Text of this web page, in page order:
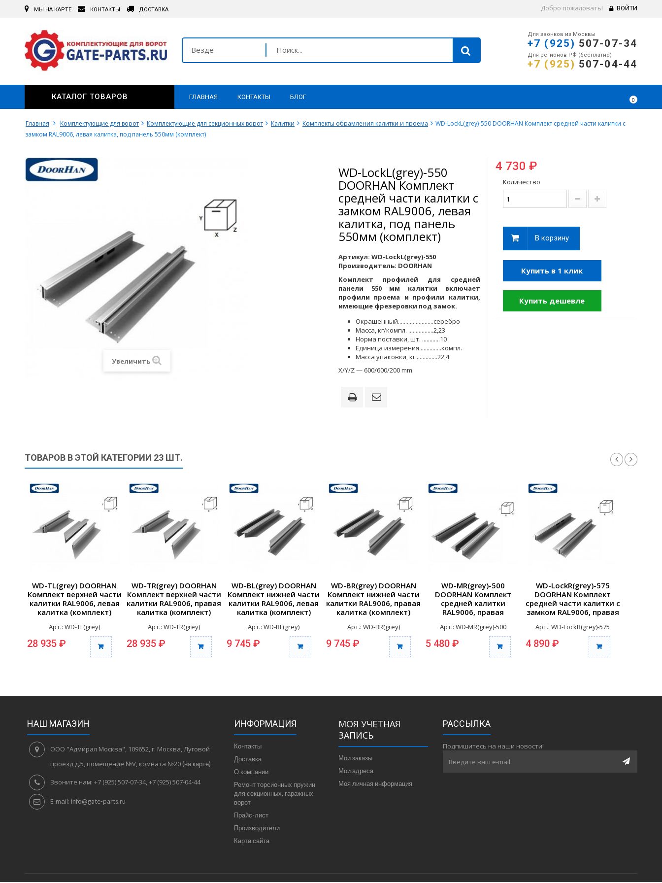
Добро пожаловать! ВОЙТИ
МЫ НА КАРТЕ КОНТАКТЫ ДОСТАВКА
Везде
Для звонков из Москвы
+7 (925) 507-07-34
Для регионов РФ (бесплатно)
+7 (925) 507-04-44
0
ГЛАВНАЯ КОНТАКТЫ БЛОГ
КАТАЛОГ ТОВАРОВ
Главная Комплектующие для ворот Комплектующие для секционных ворот Калитки Комплекты обрамления калитки и проема
WD-LockL(grey)-550 DOORHAN Комплект средней части калитки с
замком RAL9006, левая калитка, под панель 550мм (комплект)
Увеличить
WD-LockL(grey)-550
DOORHAN Комплект
средней части калитки с
замком RAL9006, левая
калитка, под панель
550мм (комплект)
Артикул: WD-LockL(grey)-550
Производитель: DOORHAN
Комплект профилей для средней
панели 550 мм калитки включает
профили проема и профили калитки,
имеющие фрезеровки под замок.
Окрашенный........................серебро
Масса, кг/компл. .................2,23
Норма поставки, шт. ............10
Единица измерения ..............компл.
Масса упаковки, кг ..............22,4
X/Y/Z — 600/600/200 mm
4 730 ₽
Количество
В корзину
Купить в 1 клик
Купить дешевле
ТОВАРОВ В ЭТОЙ КАТЕГОРИИ 23 ШТ.
WD-TL(grey) DOORHAN
Комплект верхней части
калитки RAL9006, левая
калитка (комплект)
Арт.: WD-TL(grey)
28 935 ₽
WD-TR(grey) DOORHAN
Комплект верхней части
калитки RAL9006, правая
калитка (комплект)
Арт.: WD-TR(grey)
28 935 ₽
WD-BL(grey) DOORHAN
Комплект нижней части
калитки RAL9006, левая
калитка (комплект)
Арт.: WD-BL(grey)
9 745 ₽
WD-BR(grey) DOORHAN
Комплект нижней части
калитки RAL9006, правая
калитка (комплект)
Арт.: WD-BR(grey)
9 745 ₽
WD-MR(grey)-500
DOORHAN Комплект
средней калитки
RAL9006, правая
500мм...
Арт.: WD-MR(grey)-500
5 480 ₽
WD-LockR(grey)-575
DOORHAN Комплект
средней части калитки c
замком RAL9006, правая
Арт.: WD-LockR(grey)-575
4 890 ₽
НАШ МАГАЗИН
ООО "Адмирал Москва", 109652, г. Москва, Луговой
проезд д.5, помещение №V, комната №20 (на карте)
Звоните нам: +7 (925) 507-07-34, +7 (925) 507-04-44
E-mail: info@gate-parts.ru
ИНФОРМАЦИЯ
Контакты
Доставка
О компании
Ремонт торсионных пружин
для секционных, гаражных
ворот
Прайс-лист
Производители
Карта сайта
МОЯ УЧЕТНАЯ
ЗАПИСЬ
Мои заказы
Мои адреса
Моя личная информация
РАССЫЛКА
Подпишитесь на наши новости!